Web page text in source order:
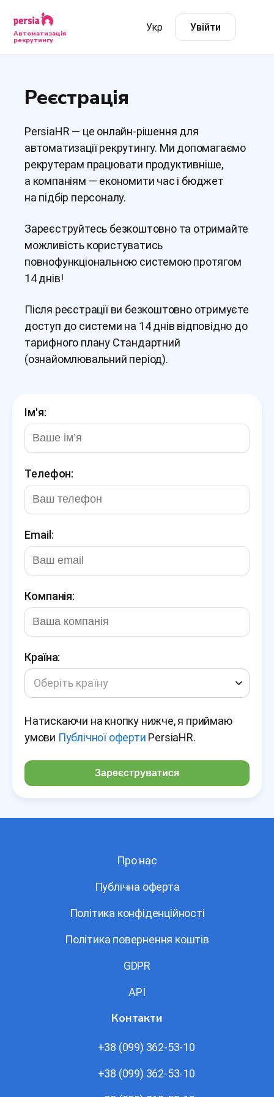
Автоматизація
рекрутингу
Укр Увійти
Реєстрація
PersiaHR — це онлайн-рішення для
автоматизації рекрутингу. Ми допомагаємо
рекрутерам працювати продуктивніше,
а компаніям — економити час і бюджет
на підбір персоналу.
Зареєструйтесь безкоштовно та отримайте
можливість користуватись
повнофункціональною системою протягом
14 днів!
Після реєстрації ви безкоштовно отримуєте
доступ до системи на 14 днів відповідно до
тарифного плану Стандартний
(ознайомлювальний період).
Ім'я:
Телефон:
Email:
Компанія:
Країна:
Оберіть країну
Натискаючи на кнопку нижче, я приймаю
умови Публічної оферти PersiaHR.
Зареєструватися
Про нас
Публічна оферта
Політика конфіденційності
Політика повернення коштів
GDPR
API
Контакти
+38 (099) 362-53-10
+38 (099) 362-53-10